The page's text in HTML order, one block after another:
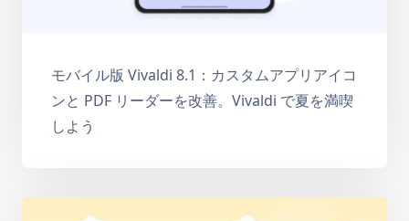
モバイル版 Vivaldi 8.1：カスタムアプリアイコ
ンと PDF リーダーを改善。Vivaldi で夏を満喫
しよう